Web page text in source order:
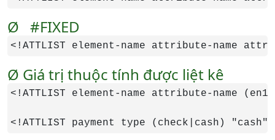
Ø #FIXED
<!ATTLIST element-name attribute-name
Ø Giá trị thuộc tính được liệt kê
<!ATTLIST element-name attribute-name
<!ATTLIST payment type (check|cash) "cash">